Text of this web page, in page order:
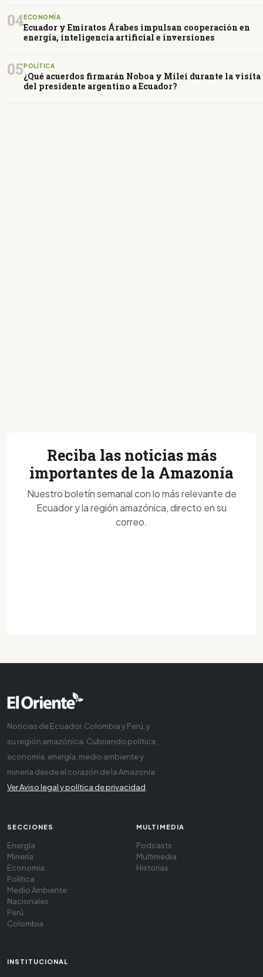
04ECONOMÍA
Ecuador y Emiratos Árabes impulsan cooperación en
energía, inteligencia artificial e inversiones
05 POLÍTICA
¿Qué acuerdos firmarán Noboa y Milei durante la visita
del presidente argentino a Ecuador?
Reciba las noticias más
importantes de la Amazonía
Nuestro boletín semanal con lo más relevante de
Ecuador y la región amazónica, directo en su
correo.
Noticias de Ecuador, Colombia y Perú, y
su región amazónica. Cubriendo política,
economía, energía, medio ambiente y
minería desde el corazón de la Amazonía
Ver Aviso legal y política de privacidad
SECCIONES
Energía
Minería
Economía
Política
Medio Ambiente
Nacionales
Perú
Colombia
MULTIMEDIA
Podcasts
Multimedia
Historias
INSTITUCIONAL